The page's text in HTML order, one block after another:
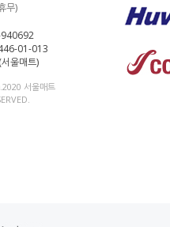
무)
01-013
울매트)
서울매트